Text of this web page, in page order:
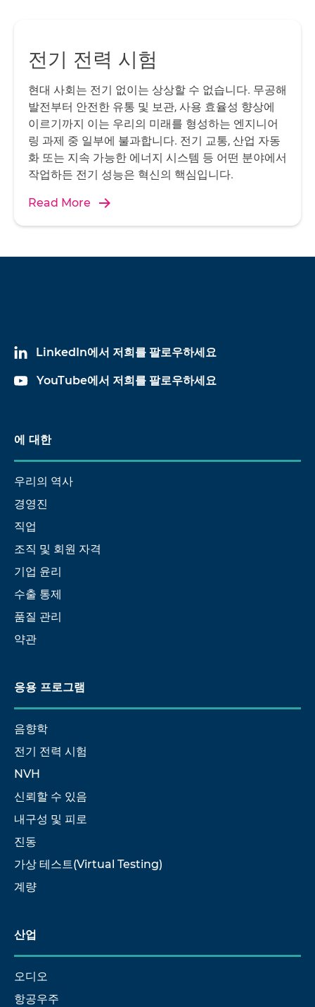
전기 전력 시험
현대 사회는 전기 없이는 상상할 수 없습니다. 무공해
발전부터 안전한 유통 및 보관, 사용 효율성 향상에
이르기까지 이는 우리의 미래를 형성하는 엔지니어
링 과제 중 일부에 불과합니다. 전기 교통, 산업 자동
화 또는 지속 가능한 에너지 시스템 등 어떤 분야에서
작업하든 전기 성능은 혁신의 핵심입니다.
Read More
LinkedIn에서 저희를 팔로우하세요
YouTube에서 저희를 팔로우하세요
에 대한
우리의 역사
경영진
직업
조직 및 회원 자격
기업 윤리
수출 통제
품질 관리
약관
응용 프로그램
음향학
전기 전력 시험
NVH
신뢰할 수 있음
내구성 및 피로
진동
가상 테스트(Virtual Testing)
계량
산업
오디오
항공우주